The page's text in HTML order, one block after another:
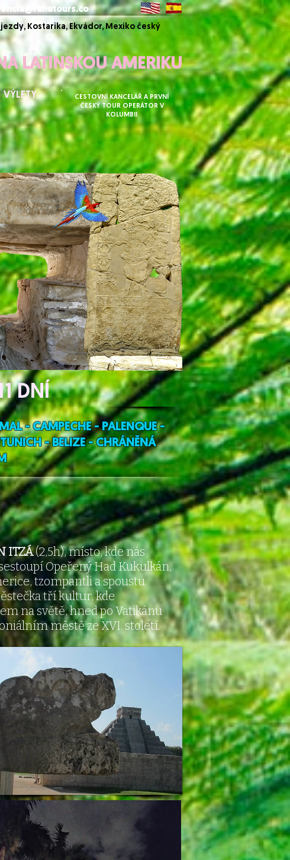
LATINSKOU AMERIKU
Kostarika, Ekvádor, Mexiko český
VÝLETY
CESTOVNÍ KANCELÁŘ A PRVNÍ
ČESKÝ TOUR OPERÁTOR V
KOLUMBII
DNÍ
- CAMPECHE - PALENQUE-
- BELIZE - CHRÁNĚNÁ
ITZÁ(2,5h), místo, kde nás
Opeřený Had Kukulkán,
tzompantli a spoustu
tří kultur, kde
na světě, hned po Vatikánu
městě ze XVI. století.